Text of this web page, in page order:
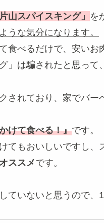
片山スパイスキング」 を
うな気分になります。
食べるだけで、安いお
」は騙されたと思って
されており、家でバ
けて食べる！』です。
てもおいしいですし、
ススメです。
ていないと思うので、